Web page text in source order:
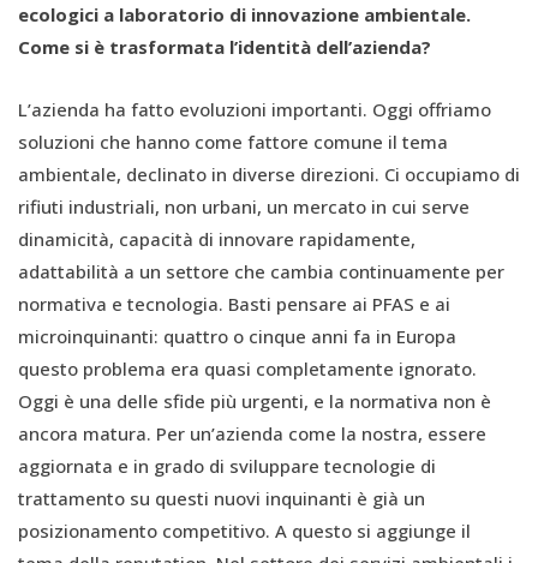
ecologici a laboratorio di innovazione ambientale.
Come si è trasformata l’identità dell’azienda?
L’azienda ha fatto evoluzioni importanti. Oggi offriamo
soluzioni che hanno come fattore comune il tema
ambientale, declinato in diverse direzioni. Ci occupiamo di
rifiuti industriali, non urbani, un mercato in cui serve
dinamicità, capacità di innovare rapidamente,
adattabilità a un settore che cambia continuamente per
normativa e tecnologia. Basti pensare ai PFAS e ai
microinquinanti: quattro o cinque anni fa in Europa
questo problema era quasi completamente ignorato.
Oggi è una delle sfide più urgenti, e la normativa non è
ancora matura. Per un’azienda come la nostra, essere
aggiornata e in grado di sviluppare tecnologie di
trattamento su questi nuovi inquinanti è già un
posizionamento competitivo. A questo si aggiunge il